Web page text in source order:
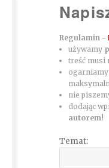
Regulamin -
używamy
treść musi
ogarniamy
nie
dodając
autorem!
Temat: